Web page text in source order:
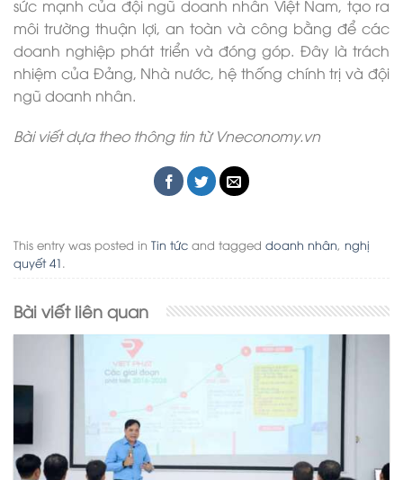
sức mạnh của đội ngũ doanh nhân Việt Nam, tạo ra
môi trường thuận lợi, an toàn và công bằng để các
doanh nghiệp phát triển và đóng góp. Đây là trách
nhiệm của Đảng, Nhà nước, hệ thống chính trị và đội
ngũ doanh nhân.
Bài viết dựa theo thông tin từ Vneconomy.vn
This entry was posted in Tin tức and tagged doanh nhân, nghị
quyết 41.
Bài viết liên quan